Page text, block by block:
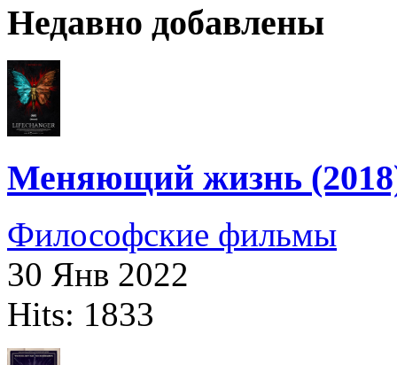
Недавно добавлены
Меняющий жизнь
Философские фильмы
30 Янв 2022
Hits: 1833